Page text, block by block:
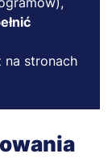
na stronach